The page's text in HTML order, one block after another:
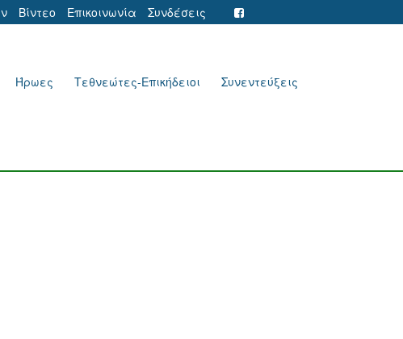
Βίντεο Επικοινωνία Συνδέσεις
Ήρωες Τεθνεώτες-Επικήδειοι Συνεντεύξεις